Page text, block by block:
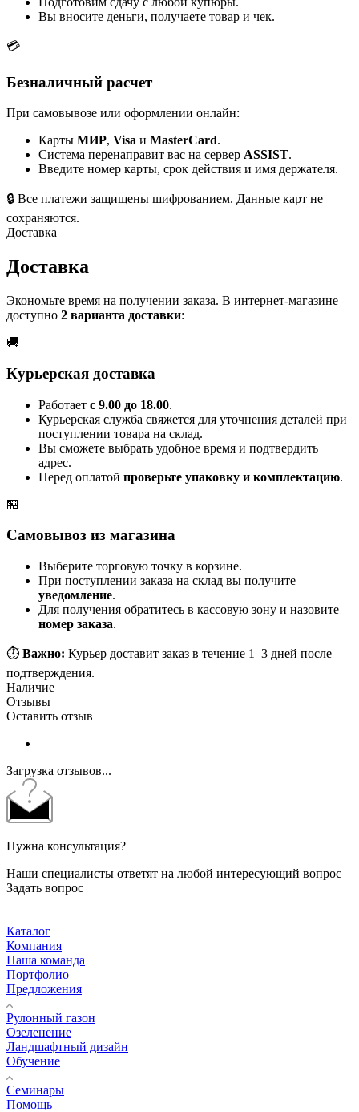
Вы вносите деньги, получаете товар и чек.
💳
Безналичный расчет
При самовывозе или оформлении онлайн:
Карты МИР, Visa и MasterCard.
Система перенаправит вас на сервер ASSIST.
Введите номер карты, срок действия и имя держателя.
🔒 Все платежи защищены шифрованием. Данные карт не
сохраняются.
Доставка
Доставка
Экономьте время на получении заказа. В интернет-магазине
доступно 2 варианта доставки:
🚚
Курьерская доставка
Работает с 9.00 до 18.00.
Курьерская служба свяжется для уточнения деталей при
поступлении товара на склад.
Вы сможете выбрать удобное время и подтвердить
адрес.
Перед оплатой проверьте упаковку и комплектацию.
🏪
Самовывоз из магазина
Выберите торговую точку в корзине.
При поступлении заказа на склад вы получите
уведомление.
Для получения обратитесь в кассовую зону и назовите
номер заказа.
⏱️ Важно: Курьер доставит заказ в течение 1–3 дней после
подтверждения.
Наличие
Отзывы
Оставить отзыв
Загрузка отзывов...
Нужна консультация?
Наши специалисты ответят на любой интересующий вопрос
Задать вопрос
Каталог
Компания
Наша команда
Портфолио
Предложения
Рулонный газон
Озеленение
Ландшафтный дизайн
Обучение
Семинары
Помощь